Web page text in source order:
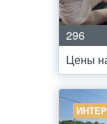
296
Цены